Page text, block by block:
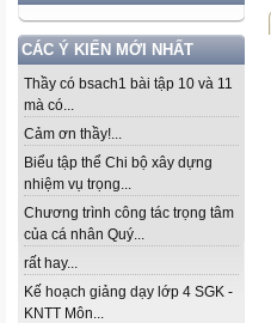
CÁC Ý KIẾN MỚI NHẤT
Thầy có bsach1 bài tập 10 và 11
mà có...
Cảm ơn thầy!...
Biểu tập thể Chi bộ xây dựng
nhiệm vụ trọng...
Chương trình công tác trọng tâm
của cá nhân Quý...
rất hay...
Kế hoạch giảng dạy lớp 4 SGK -
KNTT Môn...